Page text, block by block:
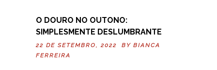
O DOURO NO OUTONO:
SIMPLESMENTE DESLUMBRANTE
22 DE SETEMBRO, 2022 BY BIANCA
FERREIRA